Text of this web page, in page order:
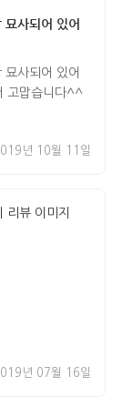
묘사되어 있어
묘사되어 있어
고맙습니다^^
년 10월 11일
년 07월 16일